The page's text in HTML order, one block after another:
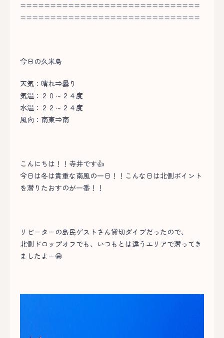
==============================
==============================
今日の久米島
天気：晴れ⇒曇り
気温：２０～２４度
水温：２２～２４度
風向：南東⇒南
こんにちは！！寺井です👍
今日は冬は貴重な南風の一日！！こんな日は北側ポイント
を潜りたおすのが一番！！
リピーターの島民ゲストさん貸切ダイブだったので、
北側ドロップオフでも、いつもとは違うエリアで潜ってき
ましたよー😁